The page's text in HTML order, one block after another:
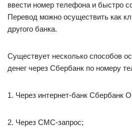
ввести номер телефона и быстро
Перевод можно осуществить как
другого банка.
Существует несколько способов
денег через Сбербанк по номеру
1. Через интернет-банк Сбербанк
2. Через СМС-запрос;